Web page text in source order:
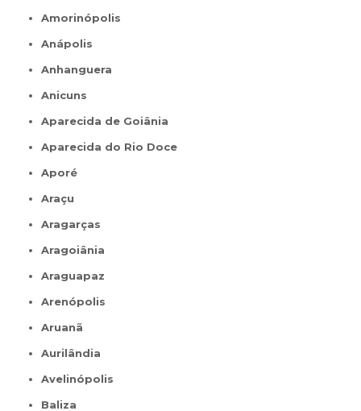
Amorinópolis
Anápolis
Anhanguera
Anicuns
Aparecida de Goiânia
Aparecida do Rio Doce
Aporé
Araçu
Aragarças
Aragoiânia
Araguapaz
Arenópolis
Aruanã
Aurilândia
Avelinópolis
Baliza